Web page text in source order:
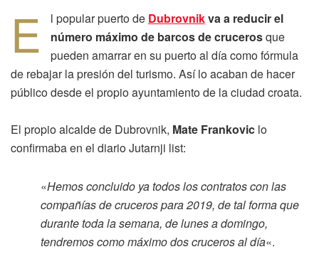
E l popular puerto de Dubrovnikva a reducir el
número máximo de barcos de crucerosque
pueden amarrar en su puerto al día como fórmula
de rebajar la presión del turismo. Así lo acaban de hacer
público desde el propio ayuntamiento de la ciudad croata.
El propio alcalde de Dubrovnik, Mate Frankovic lo
confirmaba en el diario Jutarnji list:
«Hemos concluido ya todos los contratos con las
compañías de cruceros para 2019, de tal forma que
durante toda la semana, de lunes a domingo,
tendremos como máximo dos cruceros al día«.